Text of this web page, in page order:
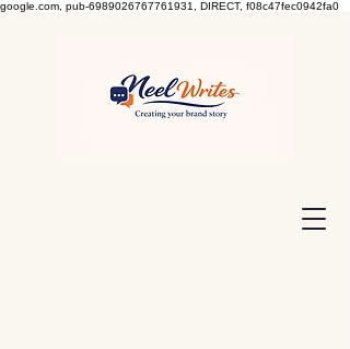
google.com, pub-6989026767761931, DIRECT, f08c47fec0942fa0